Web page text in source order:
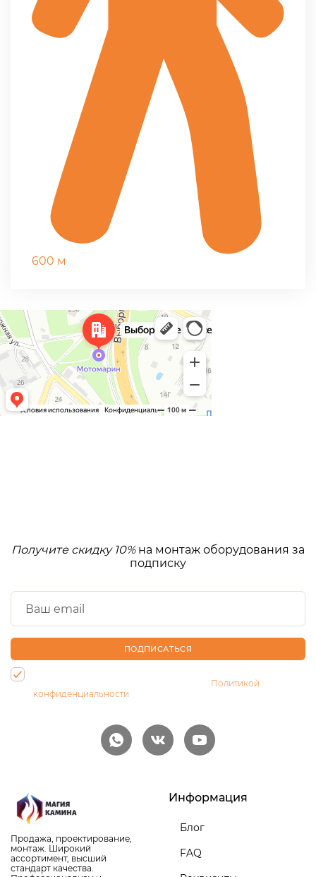
600 м
Получите скидку 10%на монтаж оборудования за
подписку
ПОДПИСАТЬСЯ
Политикой
конфиденциальности
Продажа, проектирование,
монтаж. Широкий
ассортимент, высший
стандарт качества.
Информация
Блог
FAQ